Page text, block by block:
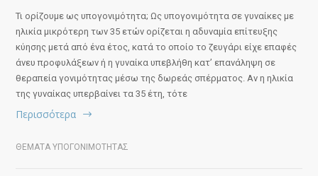
Τι ορίζουμε ως υπογονιμότητα; Ως υπογονιμότητα σε γυναίκες με
ηλικία μικρότερη των 35 ετών ορίζεται η αδυναμία επίτευξης
κύησης μετά από ένα έτος, κατά το οποίο το ζευγάρι είχε επαφές
άνευ προφυλάξεων ή η γυναίκα υπεβλήθη κατ’ επανάληψη σε
θεραπεία γονιμότητας μέσω της δωρεάς σπέρματος. Αν η ηλικία
της γυναίκας υπερβαίνει τα 35 έτη, τότε
Περισσότερα
ΘΕΜΑΤΑ ΥΠΟΓΟΝΙΜΟΤΗΤΑΣ